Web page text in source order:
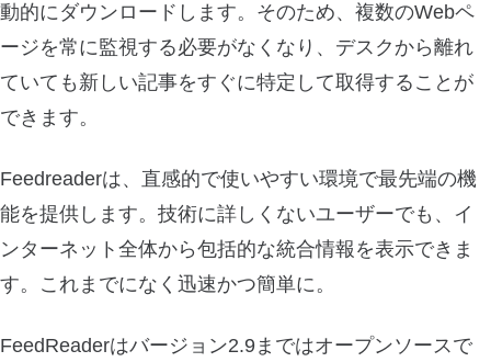
動的にダウンロードします。そのため、複数のWebペ
ージを常に監視する必要がなくなり、デスクから離れ
ていても新しい記事をすぐに特定して取得することが
できます。
Feedreaderは、直感的で使いやすい環境で最先端の機
能を提供します。技術に詳しくないユーザーでも、イ
ンターネット全体から包括的な統合情報を表示できま
す。これまでになく迅速かつ簡単に。
FeedReaderはバージョン2.9まではオープンソースで